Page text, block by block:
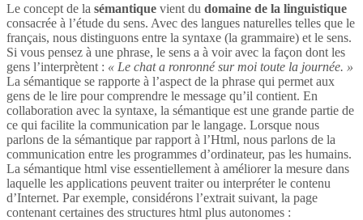
Le concept de la sémantique vient du domaine de la linguistique
consacrée à l’étude du sens. Avec des langues naturelles telles que le
français, nous distinguons entre la syntaxe (la grammaire) et le sens.
Si vous pensez à une phrase, le sens a à voir avec la façon dont les
gens l’interprètent : « Le chat a ronronné sur moi toute la journée. »
La sémantique se rapporte à l’aspect de la phrase qui permet aux
gens de le lire pour comprendre le message qu’il contient. En
collaboration avec la syntaxe, la sémantique est une grande partie de
ce qui facilite la communication par le langage. Lorsque nous
parlons de la sémantique par rapport à l’Html, nous parlons de la
communication entre les programmes d’ordinateur, pas les humains.
La sémantique html vise essentiellement à améliorer la mesure dans
laquelle les applications peuvent traiter ou interpréter le contenu
d’Internet. Par exemple, considérons l’extrait suivant, la page
contenant certaines des structures html plus autonomes :